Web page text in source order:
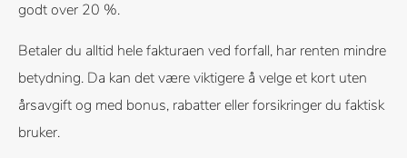
godt over 20 %.
Betaler du alltid hele fakturaen ved forfall, har renten mindre
betydning. Da kan det være viktigere å velge et kort uten
årsavgift og med bonus, rabatter eller forsikringer du faktisk
bruker.